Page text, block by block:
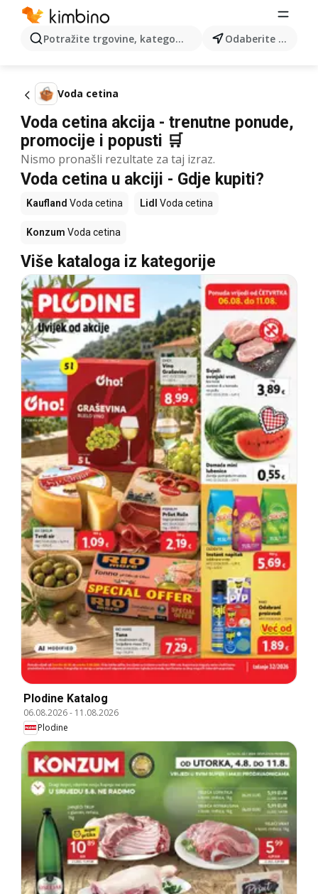
Potražite trgovine, kategorije, proizvode... Odaberite grad
Voda cetina
Voda cetina akcija - trenutne ponude,
promocije i popusti 🛒
Nismo pronašli rezultate za taj izraz.
Voda cetina u akciji - Gdje kupiti?
Kaufland Voda cetina Lidl Voda cetina
Konzum Voda cetina
Više kataloga iz kategorije
Plodine Katalog
06.08.2026- 11.08.2026
Plodine